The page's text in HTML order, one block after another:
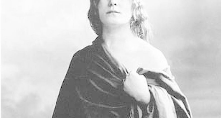
Hasznos